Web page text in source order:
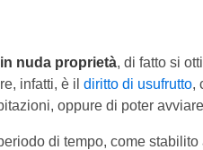
nuda proprietà, di fatto si
infatti, è il diritto di usufrutto,
oppure di poter
di tempo, come